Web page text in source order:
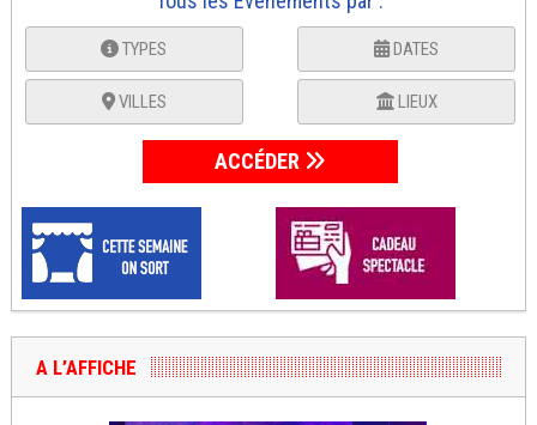
TYPES DATES
VILLES LIEUX
ACCÉDER
A L’AFFICHE